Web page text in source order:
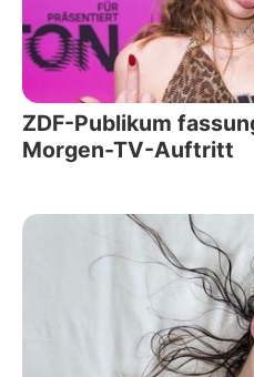
ZDF-Publikum
Morgen-TV-Auftritt